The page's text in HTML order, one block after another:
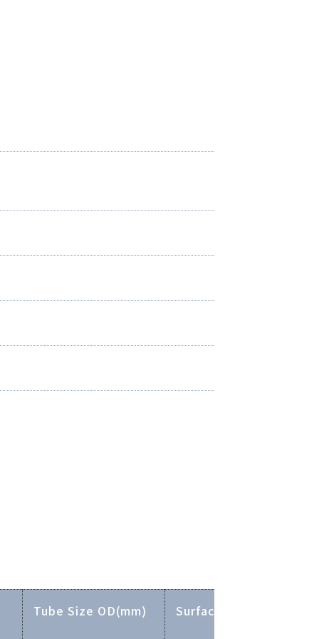
Tube Size OD(mm) Surface Finish